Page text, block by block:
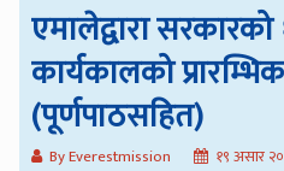
एमालेद्वारा
कार्यकालको
(पूर्णपाठसहित)
By Everestmission १९ असार